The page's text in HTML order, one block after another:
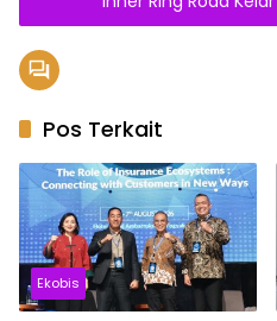
Pos Terkait
Ekobis